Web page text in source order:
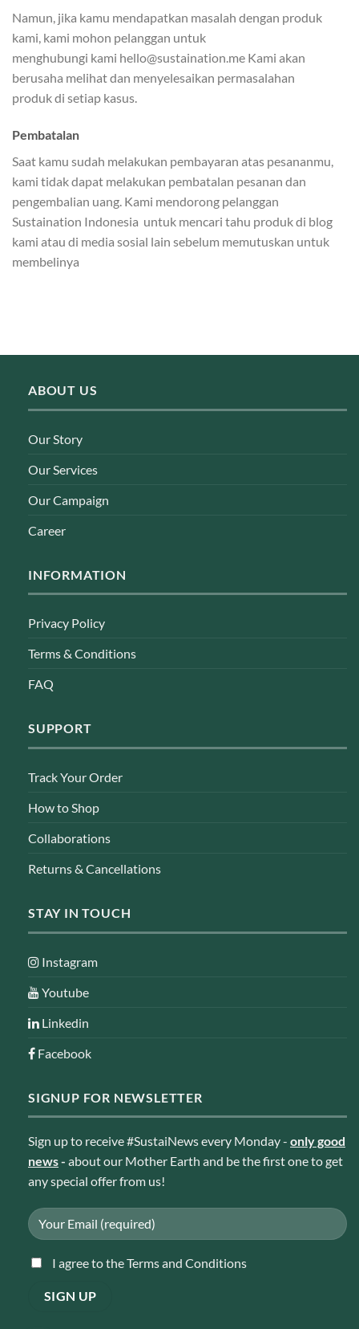
​Namun, jika kamu mendapatkan masalah dengan produk
kami, kami mohon pelanggan untuk
menghubungi kami hello@sustaination.me Kami akan
berusaha melihat dan menyelesaikan permasalahan
produk di setiap kasus.
​Pembatalan
Saat kamu sudah melakukan pembayaran atas pesananmu,
kami tidak dapat melakukan pembatalan pesanan dan
pengembalian uang. Kami mendorong pelanggan
Sustaination Indonesia untuk mencari tahu produk di blog
kami atau di media sosial lain sebelum memutuskan untuk
membelinya
ABOUT US
Our Story
Our Services
Our Campaign
Career
INFORMATION
Privacy Policy
Terms & Conditions
FAQ
SUPPORT
Track Your Order
How to Shop
Collaborations
Returns & Cancellations
STAY IN TOUCH
Instagram
Youtube
Linkedin
Facebook
SIGNUP FOR NEWSLETTER
Sign up to receive #SustaiNews every Monday - only good
news- about our Mother Earth and be the first one to get
any special offer from us!
I agree to the Terms and Conditions